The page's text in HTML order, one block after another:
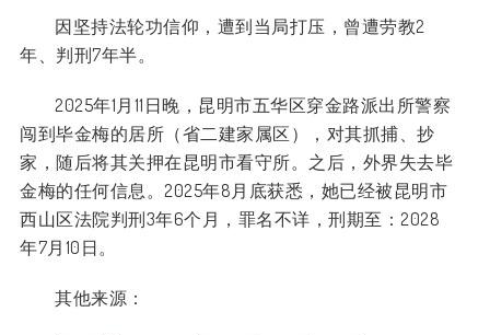
因坚持法轮功信仰，遭到当局打压，曾遭劳教2
年、判刑7年半。
2025年1月 11 日晚，昆明市五华区穿金路派出所警察
闯到毕金梅的居所（省二建家属区），对其抓捕、抄
家，随后将其关押在昆明市看守所。之后，外界失去毕
金梅的任何信息。 2025年8月底获悉，她已经被昆明市
西山区法院判刑3年6个月，罪名不详，刑期至： 2028
年7月 10 日。
其他来源：